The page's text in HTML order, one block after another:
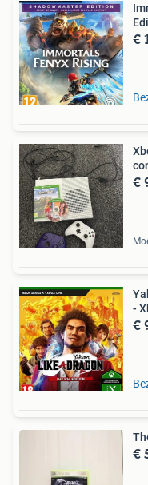
€
€
-
€
€